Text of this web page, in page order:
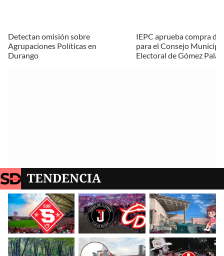
Detectan omisión sobre
Agrupaciones Políticas en
Durango
IEPC aprueba compra de
para el Consejo
Electoral de Gómez
TENDENCIA